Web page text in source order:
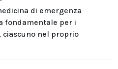
di emergenza
fondamentale per i
ciascuno nel proprio